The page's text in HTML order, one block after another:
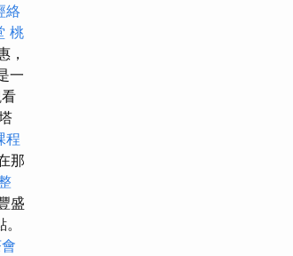
絡
桃
，
一
程
那
盛